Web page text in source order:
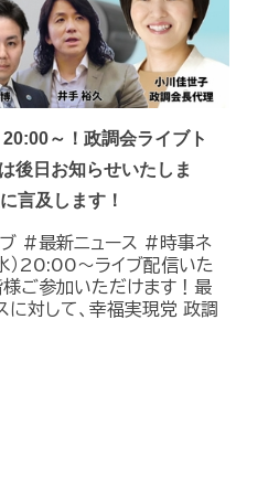
20:00～！政調会ライブト
後日お知らせいたしま
言及します！
#最新ニュース #時事ネ
20:00～ライブ配信いた
様ご参加いただけます！最
に対して、幸福実現党 政調